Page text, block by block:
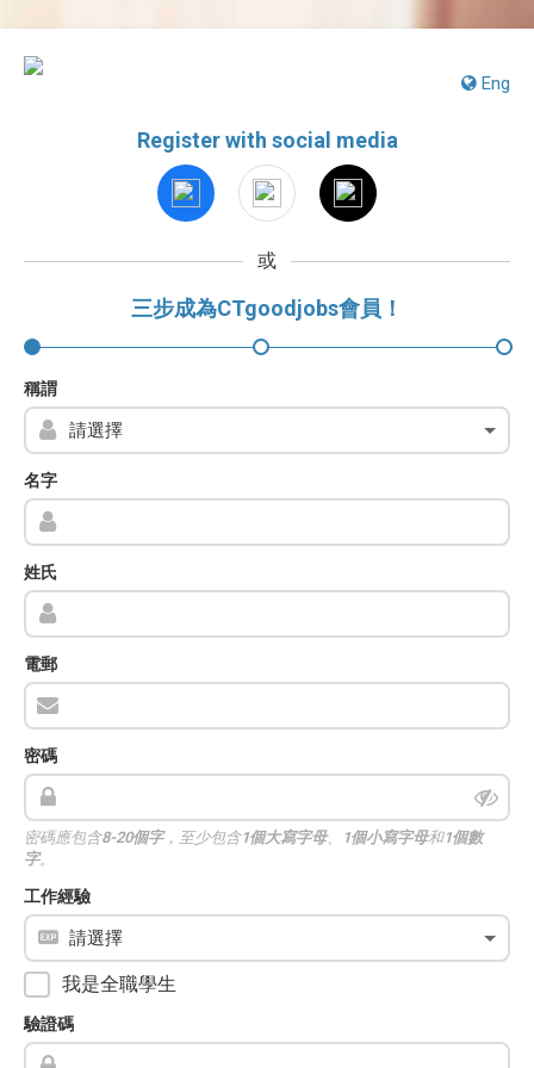
Eng
Register with social media
或
三步成為CTgoodjobs會員！
稱謂
名字
姓氏
電郵
密碼
密碼應包含8-20個字，至少包含1個大寫字母、 1個小寫字母和1個數
字。
工作經驗
我是全職學生
驗證碼